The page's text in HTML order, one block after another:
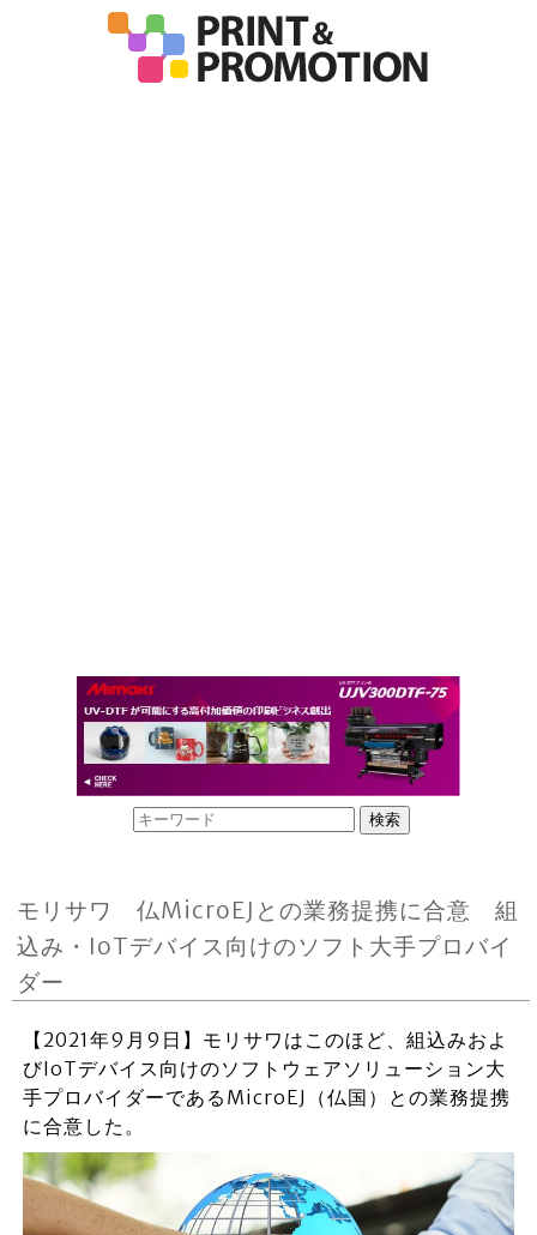
モリサワ 仏MicroEJとの業務提携に合意 組
込み・IoTデバイス向けのソフト大手プロバイ
ダー
【2021年9月9日】モリサワはこのほど、組込みおよ
びIoTデバイス向けのソフトウェアソリューション大
手プロバイダーであるMicroEJ（仏国）との業務提携
に合意した。